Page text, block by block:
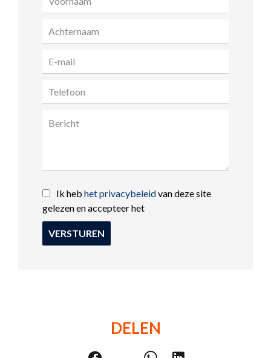
Ik heb het privacybeleidvan deze site
gelezen en accepteer het
VERSTUREN
DELEN